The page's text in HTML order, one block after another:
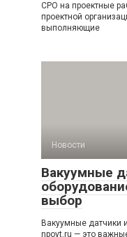
СРО на проектные
проектной
выполняющие
Новости
Вакуумные
выбор
Вакуумные датчики
npovt.ru — это